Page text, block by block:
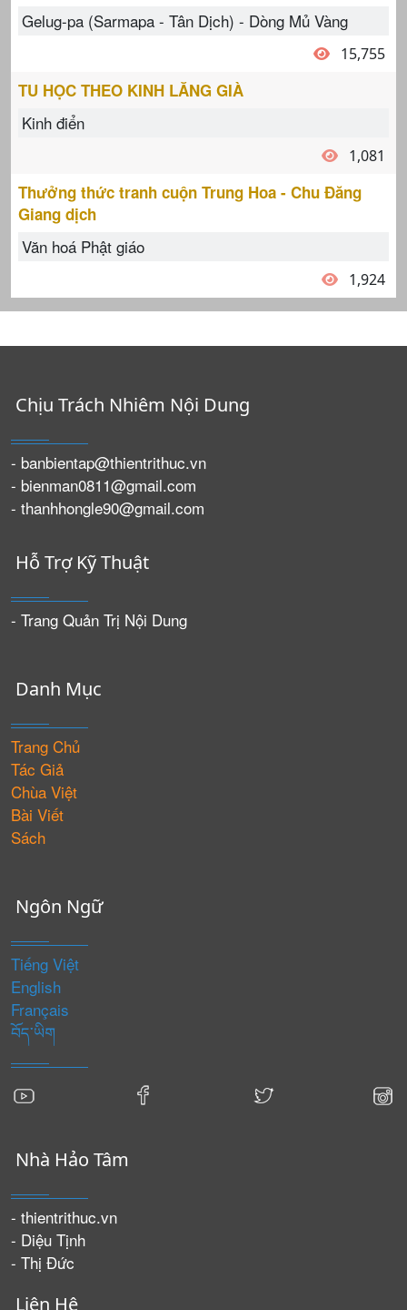
Gelug-pa (Sarmapa - Tân Dịch) - Dòng Mủ Vàng
15,755
TU HỌC THEO KINH LĂNG GIÀ
Kinh điển
1,081
Thưởng thức tranh cuộn Trung Hoa - Chu Đăng
Giang dịch
Văn hoá Phật giáo
1,924
Chịu Trách Nhiêm Nội Dung
- banbientap@thientrithuc.vn
- bienman0811@gmail.com
- thanhhongle90@gmail.com
Hỗ Trợ Kỹ Thuật
- Trang Quản Trị Nội Dung
Danh Mục
Trang Chủ
Tác Giả
Chùa Việt
Bài Viết
Sách
Ngôn Ngữ
Tiếng Việt
English
Français
བོད་ཡིག
Nhà Hảo Tâm
- thientrithuc.vn
- Diệu Tịnh
- Thị Đức
Liên Hệ